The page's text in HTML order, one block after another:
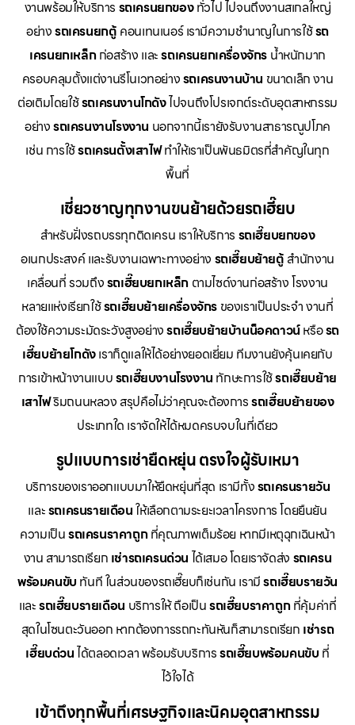
งานพร้อมให้บริการ รถเครนยกของทั่วไป ไปจนถึงงานสเกลใหญ่
อย่างรถเครนยกตู้ คอนเทนเนอร์ เรามีความชำนาญในการใช้รถ
เครนยกเหล็กก่อสร้าง และรถเครนยกเครื่องจักร น้ำหนักมาก
ครอบคลุมตั้งแต่งานรีโนเวทอย่างรถเครนงานบ้าน ขนาดเล็ก งาน
ต่อเติมโดยใช้รถเครนงานโกดังไปจนถึงโปรเจกต์ระดับอุตสาหกรรม
อย่างรถเครนงานโรงงาน นอกจากนี้เรายังรับงานสาธารณูปโภค
เช่น การใช้รถเครนตั้งเสาไฟทำให้เราเป็นพันธมิตรที่สำคัญในทุก
พื้นที่
เชี่ยวชาญทุกงานขนย้ายด้วยรถเฮี๊ยบ
สำหรับฝั่งรถบรรทุกติดเครน เราให้บริการ รถเฮี๊ยบยกของ
อเนกประสงค์ และรับงานเฉพาะทางอย่าง รถเฮี๊ยบย้ายตู้ สำนักงาน
เคลื่อนที่ รวมถึงรถเฮี๊ยบยกเหล็ก ตามไซด์งานก่อสร้าง โรงงาน
หลายแห่งเรียกใช้รถเฮี๊ยบย้ายเครื่องจักร ของเราเป็นประจำ งานที่
ต้องใช้ความระมัดระวังสูงอย่างรถเฮี๊ยบย้ายบ้านน็อคดาวน์หรือรถ
เฮี๊ยบย้ายโกดังเราก็ดูแลให้ได้อย่างยอดเยี่ยม ทีมงานยังคุ้นเคยกับ
การเข้าหน้างานแบบรถเฮี๊ยบงานโรงงาน ทักษะการใช้รถเฮี๊ยบย้าย
เสาไฟริมถนนหลวง สรุปคือไม่ว่าคุณจะต้องการรถเฮี๊ยบย้ายของ
ประเภทใด เราจัดให้ได้หมดครบจบในที่เดียว
รูปแบบการเช่ายืดหยุ่น ตรงใจผู้รับเหมา
บริการของเราออกแบบมาให้ยืดหยุ่นที่สุด เรามีทั้งรถเครนรายวัน
และรถเครนรายเดือนให้เลือกตามระยะเวลาโครงการ โดยยืนยัน
ความเป็นรถเครนราคาถูกที่คุณภาพเต็มร้อย หากมีเหตุฉุกเฉินหน้า
งาน สามารถเรียก เช่ารถเครนด่วน ได้เสมอ โดยเราจัดส่ง รถเครน
พร้อมคนขับ ทันที ในส่วนของรถเฮี๊ยบก็เช่นกัน เรามีรถเฮี๊ยบรายวัน
และรถเฮี๊ยบรายเดือน บริการให้ ถือเป็นรถเฮี๊ยบราคาถูกที่คุ้มค่าที่
สุดในโซนตะวันออก หากต้องการรถกะทันหันก็สามารถเรียก เช่ารถ
เฮี๊ยบด่วนได้ตลอดเวลา พร้อมรับบริการรถเฮี๊ยบพร้อมคนขับ ที่
ไว้ใจได้
เข้าถึงทุกพื้นที่เศรษฐกิจและนิคมอุตสาหกรรม